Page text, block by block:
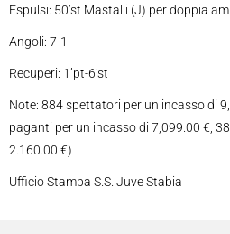
Espulsi: 50’st Mastalli (J) per doppia
Angoli: 7-1
Recuperi: 1’pt-6’st
Note: 884 spettatori per un incasso di
paganti per un incasso di 7,099.00 €,
2.160.00 €)
Ufficio Stampa S.S. Juve Stabia